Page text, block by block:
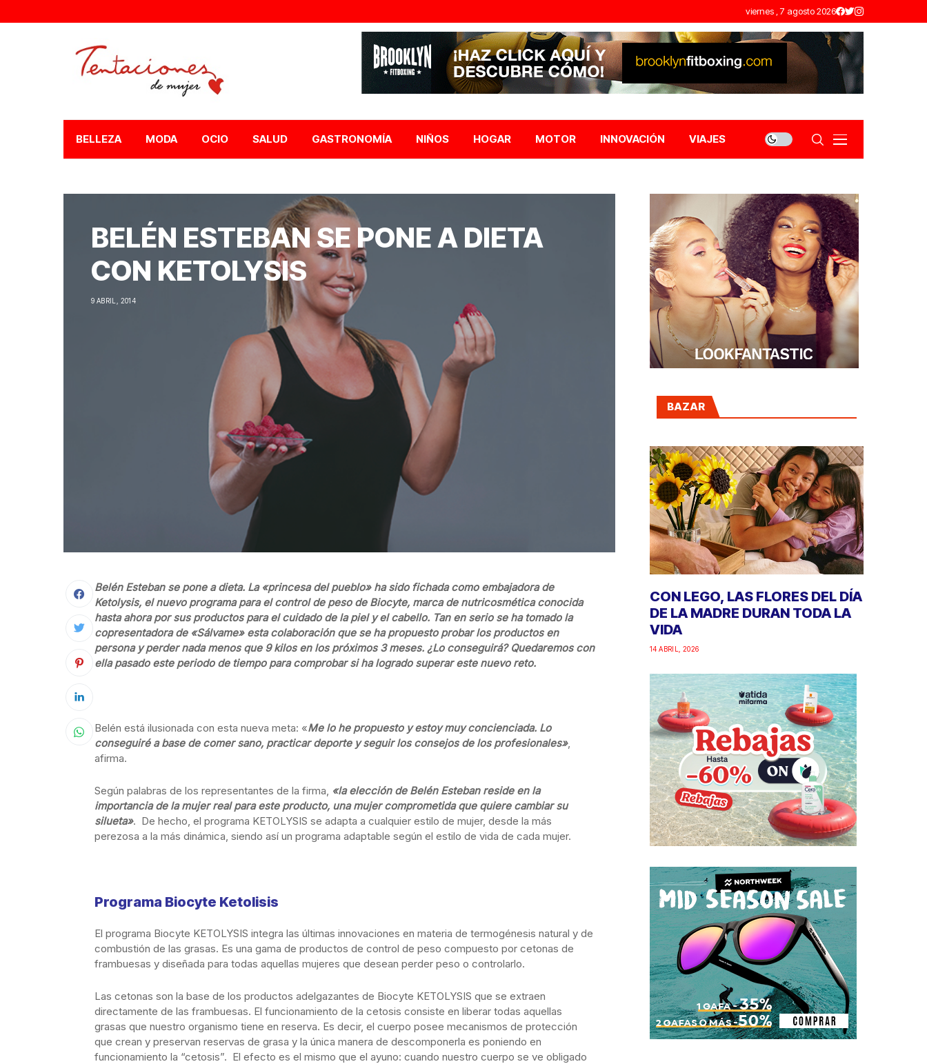
viernes , 7 agosto 2026
BELLEZA MODA OCIO SALUD GASTRONOMÍA NIÑOS HOGAR MOTOR INNOVACIÓN VIAJES
BELÉN ESTEBAN SE PONE A DIETA
CON KETOLYSIS
9 ABRIL, 2014
Belén Esteban se pone a dieta. La «princesa del pueblo» ha sido fichada como embajadora de
Ketolysis, el nuevo programa para el control de peso de Biocyte, marca de nutricosmética conocida
hasta ahora por sus productos para el cuidado de la piel y el cabello. Tan en serio se ha tomado la
copresentadora de «Sálvame» esta colaboración que se ha propuesto probar los productos en
persona y perder nada menos que 9 kilos en los próximos 3 meses. ¿Lo conseguirá? Quedaremos con
ella pasado este periodo de tiempo para comprobar si ha logrado superar este nuevo reto.
Belén está ilusionada con esta nueva meta: «Me lo he propuesto y estoy muy concienciada. Lo
conseguiré a base de comer sano, practicar deporte y seguir los consejos de los profesionales»,
afirma.
Según palabras de los representantes de la firma, «la elección de Belén Esteban reside en la
importancia de la mujer real para este producto, una mujer comprometida que quiere cambiar su
silueta». De hecho, el programa KETOLYSIS se adapta a cualquier estilo de mujer, desde la más
perezosa a la más dinámica, siendo así un programa adaptable según el estilo de vida de cada mujer.
Programa Biocyte Ketolisis
El programa Biocyte KETOLYSIS integra las últimas innovaciones en materia de termogénesis natural y de
combustión de las grasas. Es una gama de productos de control de peso compuesto por cetonas de
frambuesas y diseñada para todas aquellas mujeres que desean perder peso o controlarlo.
Las cetonas son la base de los productos adelgazantes de Biocyte KETOLYSIS que se extraen
directamente de las frambuesas. El funcionamiento de la cetosis consiste en liberar todas aquellas
grasas que nuestro organismo tiene en reserva. Es decir, el cuerpo posee mecanismos de protección
que crean y preservan reservas de grasa y la única manera de descomponerla es poniendo en
funcionamiento la “cetosis”. El efecto es el mismo que el ayuno: cuando nuestro cuerpo se ve obligado
BAZAR
CON LEGO, LAS FLORES DEL DÍA
DE LA MADRE DURAN TODA LA
VIDA
14 ABRIL, 2026